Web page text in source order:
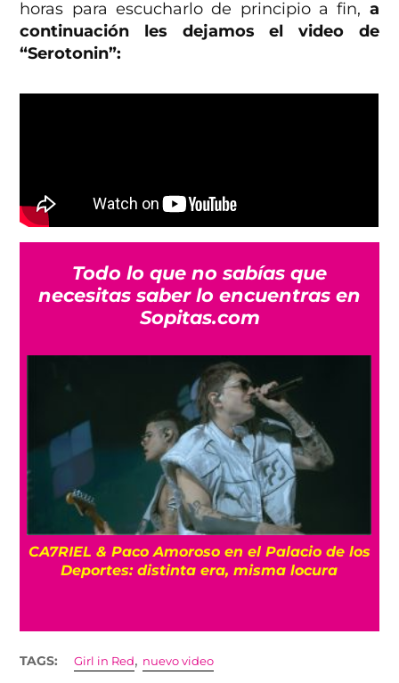
horas para escucharlo de principio a fin, a
continuación les dejamos el video de
“Serotonin”:
Todo lo que no sabías que
necesitas saber lo encuentras en
Sopitas.com
CA7RIEL & Paco Amoroso en el Palacio de los
Deportes: distinta era, misma locura
TAGS: Girl in Red, nuevo video